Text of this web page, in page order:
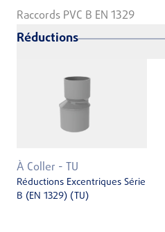
Raccords PVC B EN 1329
Réductions
À Coller - TU
Réductions Excentriques Série
B (EN 1329) (TU)